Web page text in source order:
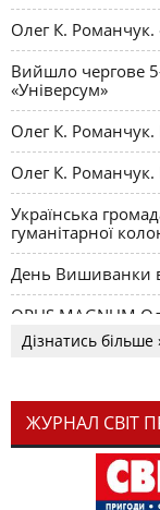
Олег К. Романчук.
Вийшло чергове
«Універсум»
Олег К.
Олег К. Романчук.
Українська
гуманітарної
День Вишиванки
OPUS MAGNUM
Дізнатись більше
ЖУРНАЛ СВІТ